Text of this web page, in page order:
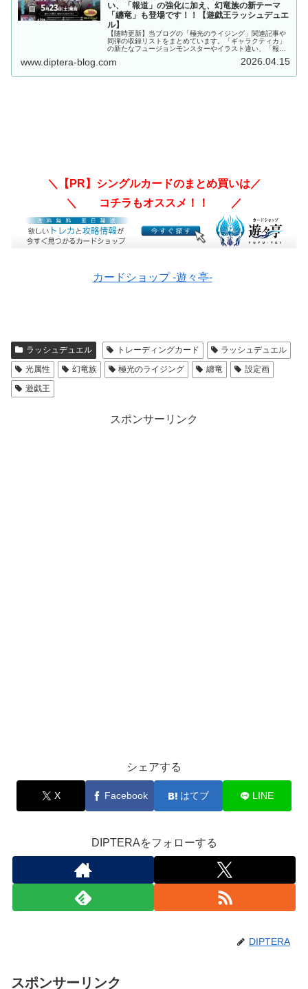
い、「報道」の強化に加え、幻竜族の新テーマ
「纏竜」も登場です！！【遊戯王ラッシュデュエ
ル】
【随時更新】当ブログの「極光のライジング」関連記事や
同弾の収録リストをまとめています。「ギャラクティカ」
の新たなフュージョンモンスターやイラスト違い、「報
す！！【遊戯王ラッシュデュエル】
www.diptera-blog.com 2026.04.15
＼【PR】シングルカードのまとめ買いは／
＼ コチラもオススメ！！ ／
カードショップ -遊々亭-
ラッシュデュエル トレーディングカード
ラッシュデュエル
光属性
幻竜族 極光のライジング 纏竜
設定画
遊戯王
スポンサーリンク
シェアする
X Facebook はてブ LINE
DIPTERAをフォローする
DIPTERA
スポンサーリンク